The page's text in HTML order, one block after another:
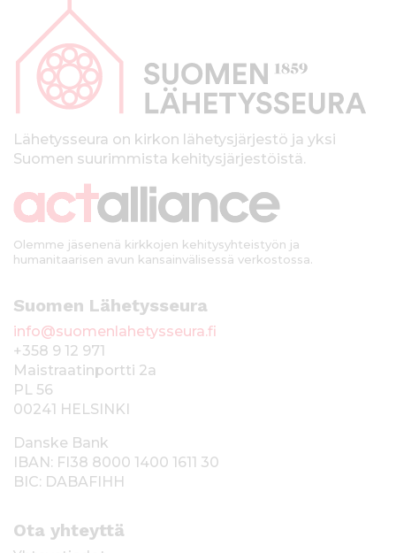
p
kLähetysseura on kirkon lähetysjärjestö ja yksi
Suomen suurimmista kehitysjärjestöistä.
Olemme jäsenenä kirkkojen kehitysyhteistyön ja
humanitaarisen avun kansainvälisessä verkostossa.
Suomen Lähetysseura
info@suomenlahetysseura.fi
+358 9 12 971
Maistraatinportti 2a
PL 56
00241 HELSINKI
Danske Bank
IBAN: FI38 8000 1400 1611 30
BIC: DABAFIHH
Ota yhteyttä